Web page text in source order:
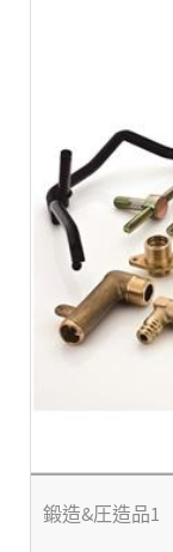
鍛造&圧造品1